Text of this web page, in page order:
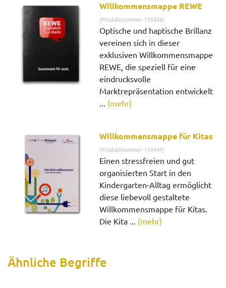
Willkommensmappe REWE
(Produktnummer: 110426)
Optische und haptische Brillanz
vereinen sich in dieser
exklusiven Willkommensmappe
REWE, die speziell für eine
eindrucksvolle
Marktrepräsentation entwickelt
... (mehr)
Willkommensmappe für Kitas
(Produktnummer: 110441)
Einen stressfreien und gut
organisierten Start in den
Kindergarten-Alltag ermöglicht
diese liebevoll gestaltete
Willkommensmappe für Kitas.
Die Kita ... (mehr)
Ähnliche Begriffe